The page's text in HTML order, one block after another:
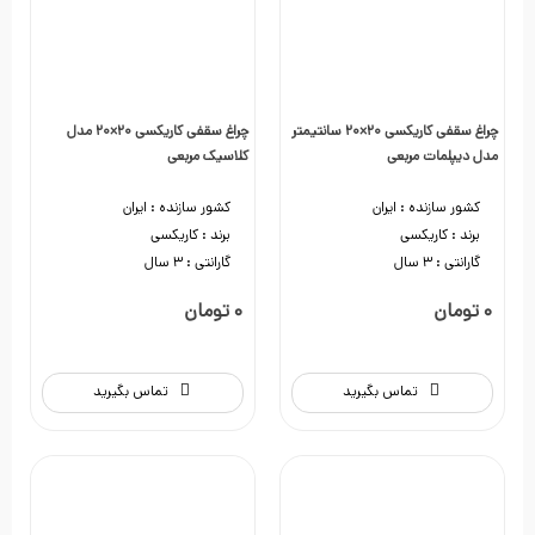
چراغ سقفی کاریکسی 20×20 سانتیمتر
مدل دیپلمات مربعی
کشور سازنده : ایران
برند : کاریکسی
گارانتی : 3 سال
0 تومان
تماس بگیرید
چراغ سقفی کاریکسی 20×20 مدل
کلاسیک مربعی
کشور سازنده : ایران
برند : کاریکسی
گارانتی : 3 سال
0 تومان
تماس بگیرید